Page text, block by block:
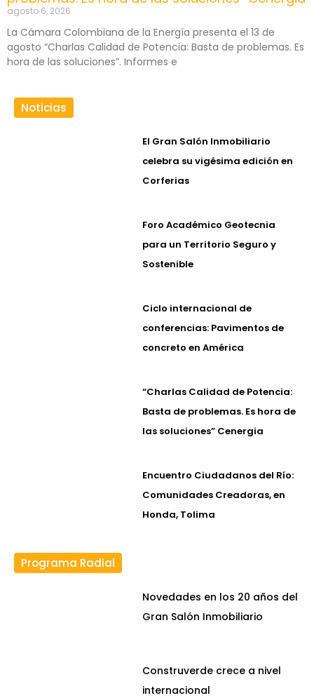
agosto 6, 2026
La Cámara Colombiana de la Energía presenta el 13 de
agosto “Charlas Calidad de Potencia: Basta de problemas. Es
hora de las soluciones”. Informes e
Noticias
El Gran Salón Inmobiliario
celebra su vigésima edición en
Corferias
Foro Académico Geotecnia
para un Territorio Seguro y
Sostenible
Ciclo internacional de
conferencias: Pavimentos de
concreto en América
“Charlas Calidad de Potencia:
Basta de problemas. Es hora de
las soluciones” Cenergia
Encuentro Ciudadanos del Río:
Comunidades Creadoras, en
Honda, Tolima
Programa Radial
Novedades en los 20 años del
Gran Salón Inmobiliario
Construverde crece a nivel
internacional